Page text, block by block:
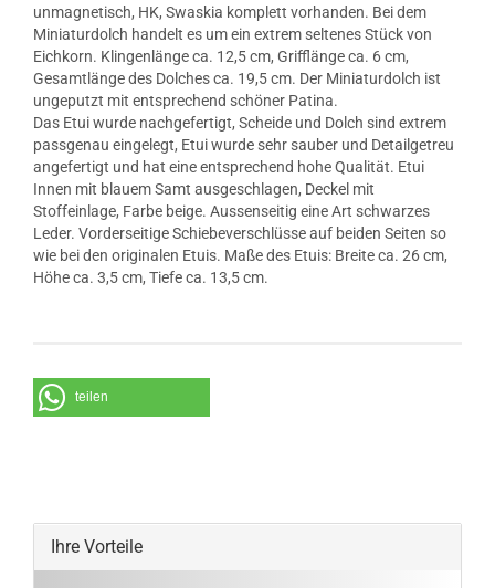
unmagnetisch, HK, Swaskia komplett vorhanden. Bei dem
Miniaturdolch handelt es um ein extrem seltenes Stück von
Eichkorn. Klingenlänge ca. 12,5 cm, Grifflänge ca. 6 cm,
Gesamtlänge des Dolches ca. 19,5 cm. Der Miniaturdolch ist
ungeputzt mit entsprechend schöner Patina.
Das Etui wurde nachgefertigt, Scheide und Dolch sind extrem
passgenau eingelegt, Etui wurde sehr sauber und Detailgetreu
angefertigt und hat eine entsprechend hohe Qualität. Etui
Innen mit blauem Samt ausgeschlagen, Deckel mit
Stoffeinlage, Farbe beige. Aussenseitig eine Art schwarzes
Leder. Vorderseitige Schiebeverschlüsse auf beiden Seiten so
wie bei den originalen Etuis. Maße des Etuis: Breite ca. 26 cm,
Höhe ca. 3,5 cm, Tiefe ca. 13,5 cm.
teilen
Ihre Vorteile